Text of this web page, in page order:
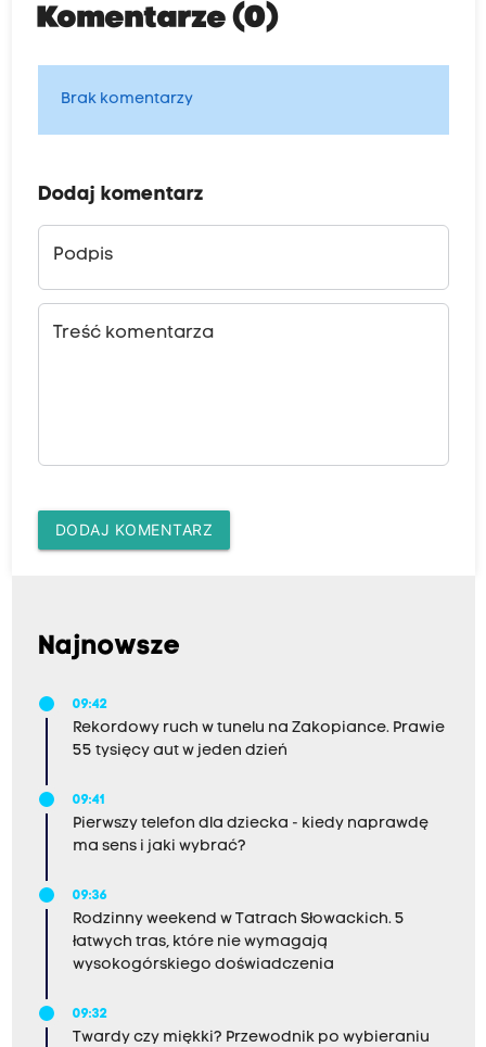
Komentarze (0)
Brak komentarzy
Dodaj komentarz
Podpis
Treść komentarza
DODAJ KOMENTARZ
Najnowsze
09:42
Rekordowy ruch w tunelu na Zakopiance. Prawie
55 tysięcy aut w jeden dzień
09:41
Pierwszy telefon dla dziecka - kiedy naprawdę
ma sens i jaki wybrać?
09:36
Rodzinny weekend w Tatrach Słowackich. 5
łatwych tras, które nie wymagają
wysokogórskiego doświadczenia
09:32
Twardy czy miękki? Przewodnik po wybieraniu